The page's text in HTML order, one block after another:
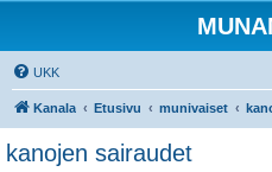
UKK
Kanala Etusivu munivaiset
kanojen sairaudet